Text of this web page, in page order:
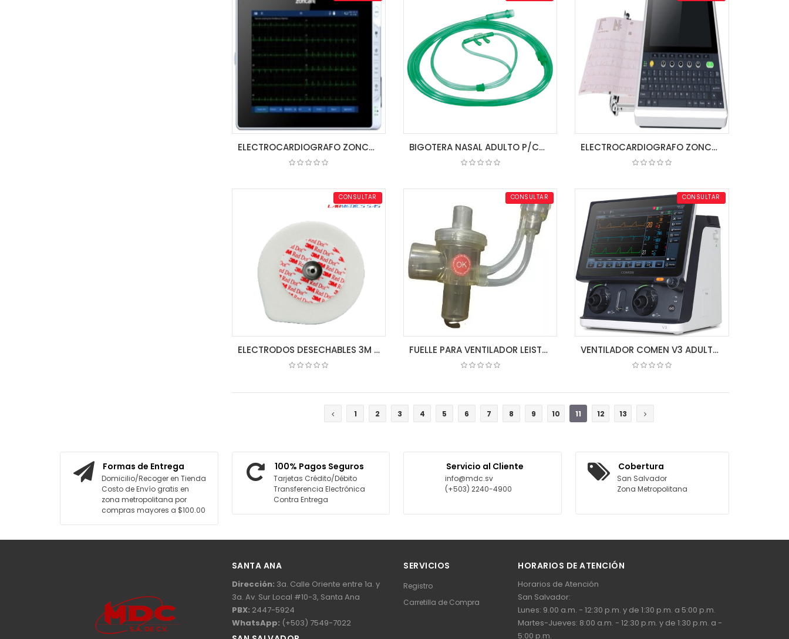
ELECTROCARDIOGRAFO ZONCARE U60 BIGOTERA NASAL ADULTO P/CONCENTRADOR ELECTROCARDIOGRAFO ZONCARE U90
COTIZAR
CONSULTAR
ELECTRODOS DESECHABLES 3M 50 UNIDAD
CONSULTAR
FUELLE PARA VENTILADOR LEISTUNG
CONSULTAR
VENTILADOR COMEN V3 ADULTO/PED/NEO
1
2 3 4 5 6 7 8 9 10 11 12 13
Formas de Entrega
Domicilio/Recoger en Tienda
Costo de Envío gratis en
zona metropolitana por
compras mayores a $100.00
100% Pagos Seguros
Tarjetas Crédito/Débito
Transferencia Electrónica
Contra Entrega
Servicio al Cliente
info@mdc.sv
(+503) 2240-4900
Cobertura
San Salvador
Zona Metropolitana
SANTA ANA
Dirección: 3a. Calle Oriente entre 1a. y
3a. Av. Sur Local #10-3, Santa Ana
PBX: 2447-5924
WhatsApp: (+503) 7549-7022
SERVICIOS
Registro
Carretilla de Compra
HORARIOS DE ATENCIÓN
Horarios de Atención
San Salvador:
Lunes: 9.00 a.m. - 12:30 p.m. y de 1:30 p.m. a 5:00 p.m.
Martes-Jueves: 8:00 a.m. - 12:30 p.m. y de 1:30 p.m. a -
5:00 p.m.